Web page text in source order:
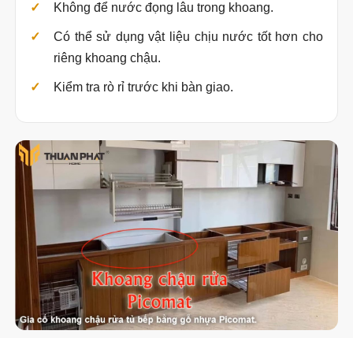
Không để nước đọng lâu trong khoang.
Có thể sử dụng vật liệu chịu nước tốt hơn cho
riêng khoang chậu.
Kiểm tra rò rỉ trước khi bàn giao.